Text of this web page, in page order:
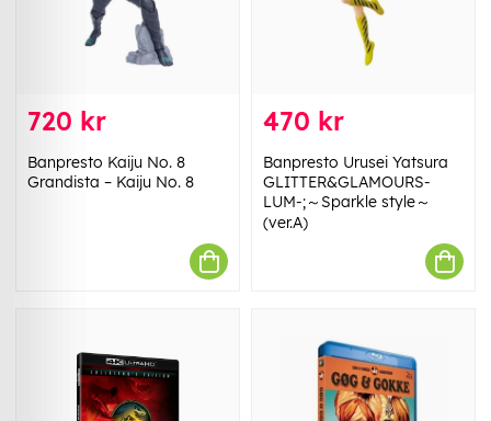
720 kr
Banpresto Kaiju No. 8
Grandista – Kaiju No. 8
470 kr
Banpresto Urusei Yatsura
GLITTER&GLAMOURS-
LUM-;～Sparkle style～
(ver.A)